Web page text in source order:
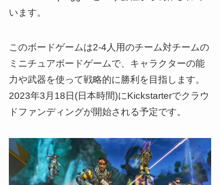
います。
このボードゲームは2-4人用のチーム対チームの
ミニチュアボードゲームで、キャラクターの能
力や武器を使って戦略的に勝利を目指します。
2023年3月18日(日本時間)にKickstarterでクラウ
ドファンディングが開始される予定です。